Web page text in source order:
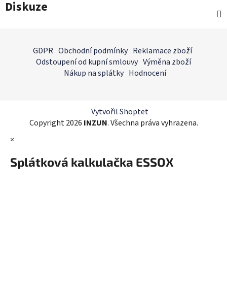
Diskuze
GDPR Obchodní podmínky Reklamace zboží
Odstoupení od kupní smlouvy Výměna zboží
Nákup na splátky Hodnocení
Vytvořil Shoptet
Copyright 2026 INZUN. Všechna práva vyhrazena.
×
Splátková kalkulačka ESSOX